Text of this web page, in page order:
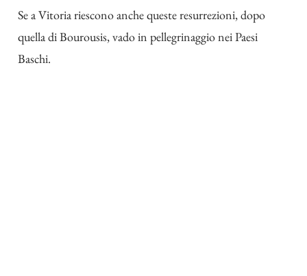
Se a Vitoria riescono anche queste resurrezioni, dopo
quella di Bourousis, vado in pellegrinaggio nei Paesi
Baschi.